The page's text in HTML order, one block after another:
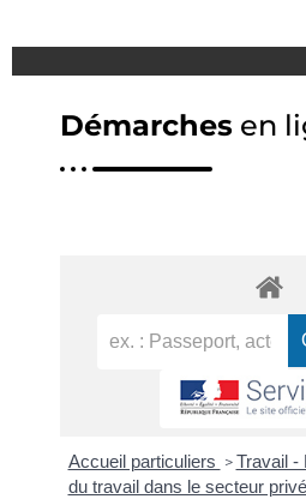
Démarches en
Accueil particuliers > Travail -
du travail dans le secteur privé